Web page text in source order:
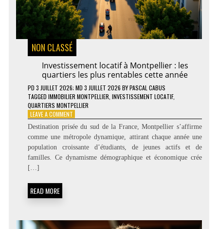
NON CLASSÉ
Investissement locatif à Montpellier : les
quartiers les plus rentables cette année
PD 3 JUILLET 2026; MD 3 JUILLET 2026 BYPASCAL CABUS
TAGGED IMMOBILIER MONTPELLIER INVESTISSEMENT LOCATIF,
QUARTIERS MONTPELLIER
LEAVE A COMMENTON
INVESTISSEMENT
LOCATIF
À
MONTPELLIER
:
ANNÉE
Destination prisée du sud de la France, Montpellier s’affirme
comme une métropole dynamique, attirant chaque année une
population croissante d’étudiants, de jeunes actifs et de
familles. Ce dynamisme démographique et économique crée
[…]
READ MORE